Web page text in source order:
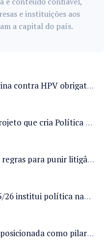
e instituições aos
a capital do país.
Projeto prevê vacina contra HPV obrigatória e testes moleculares para rastreamento do câncer do colo do útero
Câmara analisa projeto que cria Política Nacional de Qualificação e Valorização da Preceptoria na Residência Médica
Projeto de lei cria regras para punir litigância abusiva reversa e integrar sistemas do Judiciário
Projeto de Lei 665/26 institui política nacional para prevenção ao transfeminicídio e prevê medidas de proteção e reparação
Inclusão digital é posicionada como pilar essencial da reurbanização de favelas e periferias